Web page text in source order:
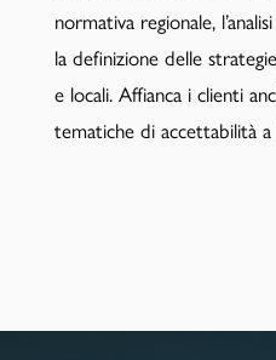
normativa regionale,
la definizione delle
e locali. Affianca i clienti
tematiche di accettabilità a